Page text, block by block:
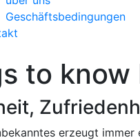
Geschäftsbedingungen
to
erzeugt